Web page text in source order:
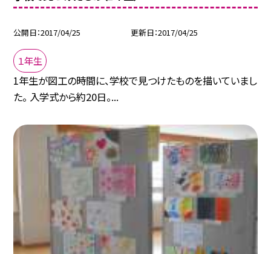
公開日 2017/04/25 更新日 2017/04/25
１年生
1年生が図工の時間に、学校で見つけたものを描いていまし
た。 入学式から約20日。...